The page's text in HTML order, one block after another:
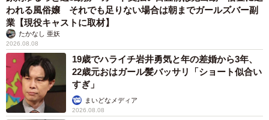
われる風俗嬢 それでも足りない場合は朝までガールズバー副
業【現役キャストに取材】
たかなし 亜妖
2026.08.08
19歳でハライチ岩井勇気と年の差婚から3年、
22歳元おはガール髪バッサリ「ショート似合い
すぎ」
まいどなメディア
2026.08.08